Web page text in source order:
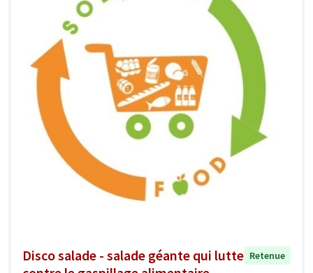
Disco salade - salade géante qui lutte Retenue